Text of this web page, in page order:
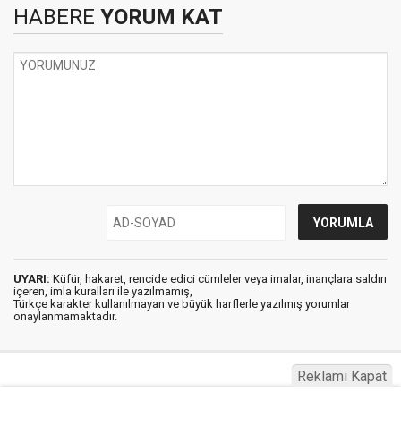
HABERE YORUM KAT
UYARI: Küfür, hakaret, rencide edici cümleler veya imalar, inançlara saldırı
içeren, imla kuralları ile yazılmamış,
Türkçe karakter kullanılmayan ve büyük harflerle yazılmış yorumlar
onaylanmamaktadır.
Reklamı Kapat